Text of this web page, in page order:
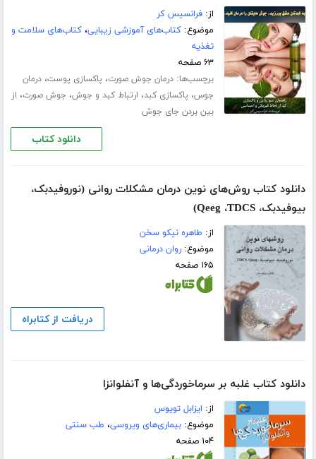
از:فرانسیس کر
موضوع:کتاب‌های آموزشی زیبایی،کتاب‌های سلامت و
تغذیه
۶۳ صفحه
برچسب‌ها:درمان جوش صورت، پاکسازی پوست،درمان
جوس، پاکسازی کبد، ارتباط کبد و جوش، جوش صورت، از
بین بردن جای جوش
دانلود کتاب
دانلود کتاب روش‌های نوین درمان مشکلات روانی (نوروفیدبک،
بیوفیدبک، Qeeg ،TDCS)
از: طاهره نیکو سخن
موضوع:روان درمانی
۱۶۵ صفحه
دریافت از کتابراه
دانلود کتاب غلبه بر سرماخوردگی‌ها و آنفلوانزا
از: ایزابل تویوس
موضوع:بیماری‌های ویروسی، طب سنتی
۱۰۴ صفحه